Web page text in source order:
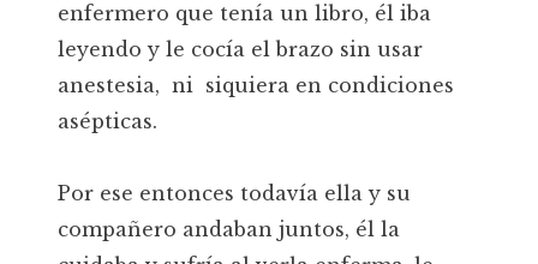
enfermero que tenía un libro, él iba
leyendo y le cocía el brazo sin usar
anestesia, ni siquiera en condiciones
asépticas.
Por ese entonces todavía ella y su
compañero andaban juntos, él la